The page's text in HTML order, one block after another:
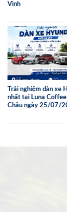
Vinh
Trải nghiệm dàn xe
nhất tại Luna
Châu ngày 25/07/